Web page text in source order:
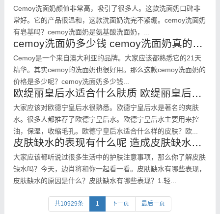
Cemoy洗面奶颜值非常高，吸引了很多人。这款洗面奶口碑非
常好。它的产品很温和，这款洗面奶洗完不紧绷。cemoy洗面奶
有皂基吗？cemoy洗面奶是氨基酸洗面奶，...
cemoy洗面奶多少钱 cemoy洗面奶真的好用吗
Cemoy是一个来自澳大利亚的品牌。大家应该都熟悉它的21天
精华。其实cemoy的洗面奶也很好用。那么这款cemoy洗面奶的
价格是多少呢？cemoy洗面奶多少钱...
欧缇丽皇后水适合什么肤质 欧缇丽皇后水测评
大家应该对欧德宁皇后水很熟悉。欧德宁皇后水是著名的爽肤
水。很多人都推荐了欧德宁皇后水。欧德宁皇后水主要用来控
油，保湿，收缩毛孔。欧德宁皇后水适合什么样的皮肤？欧...
皮肤缺水的表现有什么呢 造成皮肤缺水的原因有什么呢
大家应该都听说过很多生活中的护肤注意事项，那么你了解皮肤
缺水吗？今天，边肖将和你一起看一看。皮肤缺水有哪些表现，
皮肤缺水的原因是什么？皮肤缺水有哪些表现？1.轻...
共10929条 1 下一页 最后一页